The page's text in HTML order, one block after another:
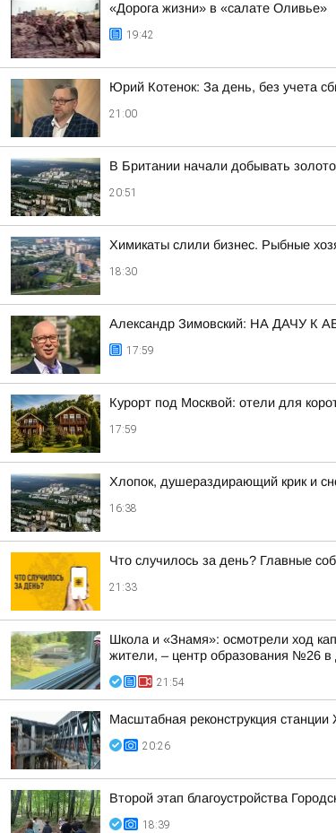
«Дорога жизни» в «салате Оливье»
19:42
Юрий Котенок: За день, без учета
21:00
В Британии начали добывать
20:51
Химикаты слили бизнес. Рыбные
18:30
Александр Зимовский: НА ДАЧУ
17:59
Курорт под Москвой: отели для
17:59
Хлопок, душераздирающий крик и
16:38
Что случилось за день? Главные
21:33
Школа и «Знамя»: осмотрели ход
жители, – центр образования №26
21:54
Масштабная реконструкция
20:26
Второй этап благоустройства
18:39